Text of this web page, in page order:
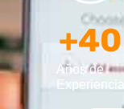
Años de
Experiencia
+40